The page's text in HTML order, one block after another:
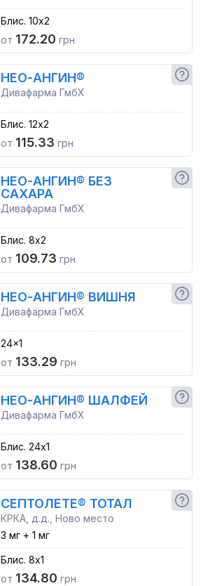
Блис. 10x2
от 172.20 грн
НЕО-АНГИН®
Дивафарма ГмбХ
Блис. 12x2
от 115.33 грн
НЕО-АНГИН® БЕЗ
САХАРА
Дивафарма ГмбХ
Блис. 8x2
от 109.73 грн
НЕО-АНГИН® ВИШНЯ
Дивафарма ГмбХ
24x1
от 133.29 грн
НЕО-АНГИН® ШАЛФЕЙ
Дивафарма ГмбХ
Блис. 24x1
от 138.60 грн
СЕПТОЛЕТЕ® ТОТАЛ
КРКА, д.д., Ново место
3 мг + 1 мг
Блис. 8x1
от 134.80 грн